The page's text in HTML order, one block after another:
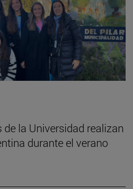
la Universidad realizan
durante el verano